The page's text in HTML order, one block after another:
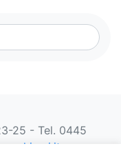
25 - Tel. 0445